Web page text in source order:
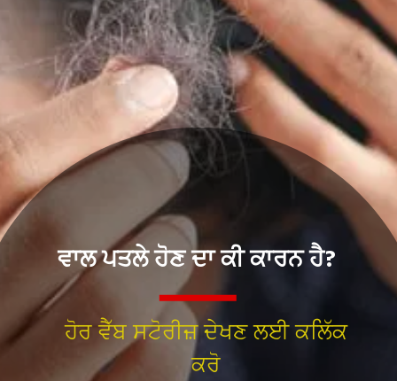
ਹੋਰ ਵੈੱਬ ਸਟੋਰੀਜ਼ ਦੇਖਣ ਲਈ ਕਲਿੱਕ
ਕਰੋ
ਵਾਲ ਪਤਲੇ ਹੋਣ ਦਾ ਕੀ ਕਾਰਨ ਹੈ?